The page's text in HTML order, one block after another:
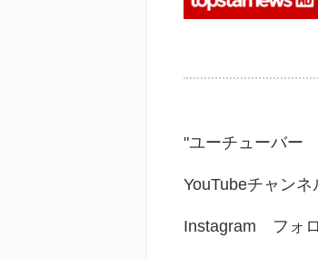
"ユーチューバー
YouTubeチャンネ
Instagram フォ